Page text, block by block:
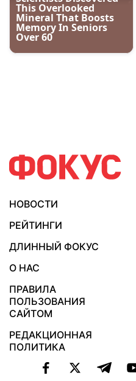
НОВОСТИ
РЕЙТИНГИ
ДЛИННЫЙ ФОКУС
О НАС
ПРАВИЛА
ПОЛЬЗОВАНИЯ
САЙТОМ
РЕДАКЦИОННАЯ
ПОЛИТИКА